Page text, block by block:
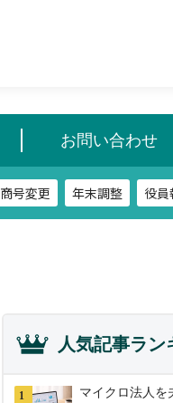
お問い合わせ
商号変更 年末調整 役員
人気記事ラン
1
マイクロ法人を